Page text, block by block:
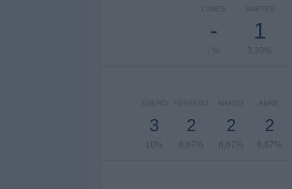
LUNES
-
- %
MARTES
1
3,33%
ENERO
3
10%
FEBRERO
2
6,67%
MARZO
2
6,67%
ABRIL
2
6,67%